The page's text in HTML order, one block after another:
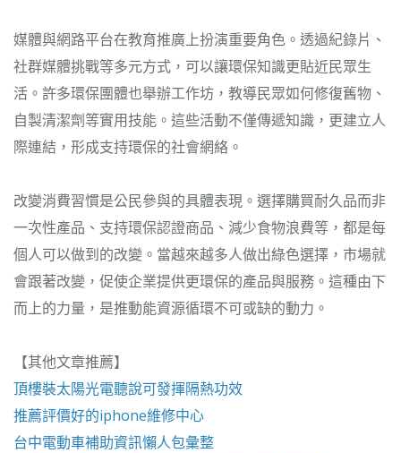
媒體與網路平台在教育推廣上扮演重要角色。透過紀錄片、
社群媒體挑戰等多元方式，可以讓環保知識更貼近民眾生
活。許多環保團體也舉辦工作坊，教導民眾如何修復舊物、
自製清潔劑等實用技能。這些活動不僅傳遞知識，更建立人
際連結，形成支持環保的社會網絡。
改變消費習慣是公民參與的具體表現。選擇購買耐久品而非
一次性產品、支持環保認證商品、減少食物浪費等，都是每
個人可以做到的改變。當越來越多人做出綠色選擇，市場就
會跟著改變，促使企業提供更環保的產品與服務。這種由下
而上的力量，是推動能資源循環不可或缺的動力。
【其他文章推薦】
頂樓裝太陽光電聽說可發揮隔熱功效
推薦評價好的iphone維修中心
台中電動車補助資訊懶人包彙整